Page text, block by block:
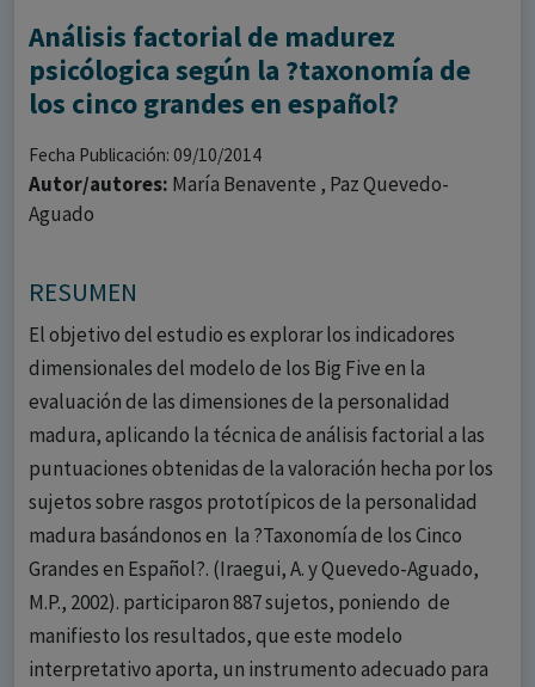
Análisis factorial de madurez
psicólogica según la ?taxonomía de
los cinco grandes en español?
Fecha Publicación: 09/10/2014
Autor/autores: María Benavente , Paz Quevedo-
Aguado
RESUMEN
El objetivo del estudio es explorar los indicadores
dimensionales del modelo de los Big Five en la
evaluación de las dimensiones de la personalidad
madura, aplicando la técnica de análisis factorial a las
puntuaciones obtenidas de la valoración hecha por los
sujetos sobre rasgos prototípicos de la personalidad
madura basándonos en la ?Taxonomía de los Cinco
Grandes en Español?. (Iraegui, A. y Quevedo-Aguado,
M.P., 2002). participaron 887 sujetos, poniendo de
manifiesto los resultados, que este modelo
interpretativo aporta, un instrumento adecuado para